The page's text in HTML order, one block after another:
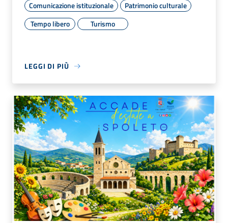
Comunicazione istituzionale
Patrimonio culturale
Tempo libero
Turismo
LEGGI DI PIÙ